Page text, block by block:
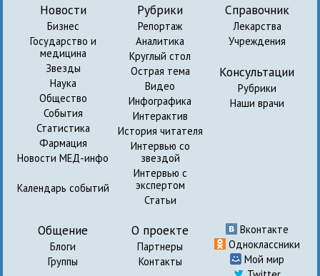
Новости
Бизнес
Государство и
медицина
Звезды
Наука
Общество
События
Статистика
Фармация
Новости МЕД-инфо
Календарь событий
Рубрики
Репортаж
Аналитика
Круглый стол
Острая тема
Видео
Инфографика
Интерактив
История читателя
Интервью со
звездой
Интервью с
экспертом
Статьи
Справочник
Лекарства
Учреждения
Консультации
Рубрики
Наши врачи
Общение
Блоги
Группы
О проекте
Партнеры
Контакты
Вконтакте
Одноклассники
Мой мир